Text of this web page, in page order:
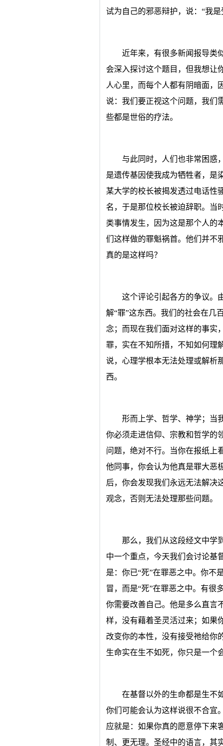
试为自己的邪恶辩护，说：“我是
近年来，有很多新闻报导类
会深入探讨这个题目，但我想让
人心里，而每个人都有阴暗面，
说：我们要正视这个问题，我们
些都是世俗的疗法。
与此同时，人们也非常困惑
是遗传基因使我成为牺牲者，是
某大学的校长被揭发透过电话性
名，于是那位校长被迫辞职。当
类事情发生，因为这是那个人的
们这样做的罪魁祸首。他们并不
真的是这样吗？
这个评论引起各方的争议。
解“罪”这东西。我们的社会在几
念；而现在我们面对这样的事实
罪，实在不知所措，不知如何理
说，心理学根本无法处理或解析
西。
形而上学、哲学、神学；当
你必须走进信仰、宗教和哲学的
问题，绝对不行。当你在报纸上
他同事，你会认为他真是罪大恶
后，你会发现我们永远无法解决
观念，否则无法处理那些问题。
那么，我们从这段经文中学
中一个重点，今天我们会讨论基
是：你已“死”在罪恶之中。你不
冒，而是“死”在罪恶之中。有很
你需要改善自己。他是多么直言
样，没有藉着圣灵活过来；如果
改变你的本性，没有接受祂给你
生命实在生不如死，你只是一个
在基督以外的生命都是生不
你们可能会认为这样说很不合宜
应就是：如果你真的愿意停下来
制、更无理。圣经中的语言，其